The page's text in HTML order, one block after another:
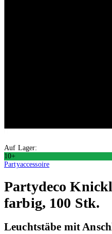
Auf Lager:
10+
Partyaccessoire
Partydeco
farbig, 100 Stk.
Leuchtstäbe mit